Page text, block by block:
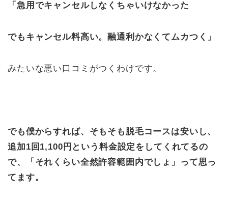
「急用でキャンセルしなくちゃいけなかった
でもキャンセル料高い。融通利かなくてムカつく」
みたいな悪い口コミがつくわけです。
でも僕からすれば、そもそも脱毛コースは安いし、
追加1回1,100円という料金設定をしてくれてるの
で、「それくらい全然許容範囲内でしょ」って思っ
てます。